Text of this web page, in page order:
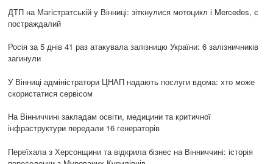
ДТП на Магістратській у Вінниці: зіткнулися мотоцикл і Mercedes, є
постраждалий
Росія за 5 днів 41 раз атакувала залізницю України: 6 залізничників
загинули
У Вінниці адміністратори ЦНАП надають послуги вдома: хто може
скористатися сервісом
На Вінниччині закладам освіти, медицини та критичної
інфраструктури передали 16 генераторів
Переїхала з Херсонщини та відкрила бізнес на Вінниччині: історія